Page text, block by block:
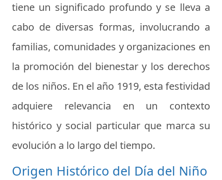
tiene un significado profundo y se lleva a
cabo de diversas formas, involucrando a
familias, comunidades y organizaciones en
la promoción del bienestar y los derechos
de los niños. En el año 1919, esta festividad
adquiere relevancia en un contexto
histórico y social particular que marca su
evolución a lo largo del tiempo.
Origen Histórico del Día del Niño